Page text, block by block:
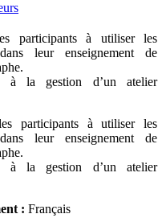
participants à utiliser les
leur enseignement de
à la gestion d’un atelier
participants à utiliser les
leur enseignement de
à la gestion d’un atelier
: Français